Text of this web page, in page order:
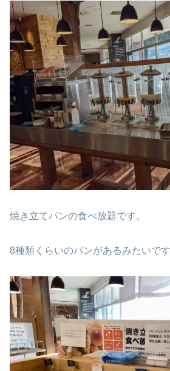
焼き立てパンの食べ放題です。
8種類くらいのパンがあるみたいです